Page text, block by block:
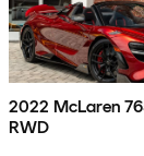
2022 McLaren
RWD